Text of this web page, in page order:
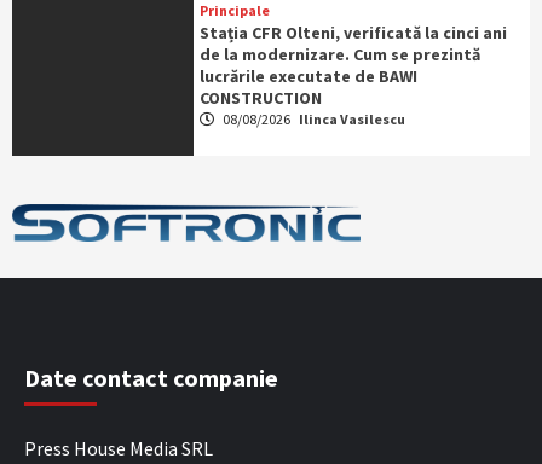
Principale
Stația CFR Olteni, verificată la cinci ani
de la modernizare. Cum se prezintă
lucrările executate de BAWI
CONSTRUCTION
08/08/2026 Ilinca Vasilescu
Date contact companie
Press House Media SRL